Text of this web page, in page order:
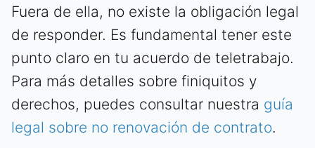
Fuera de ella, no existe la obligación legal
de responder. Es fundamental tener este
punto claro en tu acuerdo de teletrabajo.
Para más detalles sobre finiquitos y
derechos, puedes consultar nuestra guía
legal sobre no renovación de contrato.